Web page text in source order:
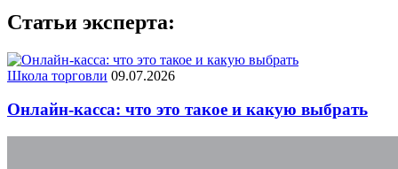
Статьи эксперта:
Школа торговли 09.07.2026
Онлайн-касса: что это такое и какую выбрать